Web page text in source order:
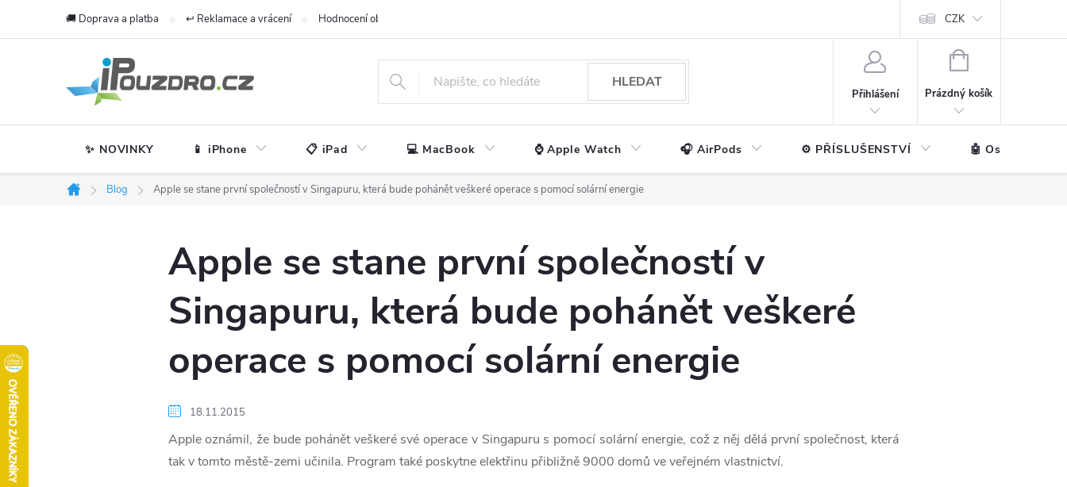
🚚 Doprava a platba ↩️ Reklamace a vrácení Hodnocení obchodu CZK
HLEDAT
Přihlášení
NÁKUPNÍ
Prázdný košík
✨ NOVINKY 📱 iPhone 📋 iPad 💻 MacBook ⌚ Apple Watch 🎧 AirPods ⚙️ PŘÍSLUŠENSTVÍ 🤖 Ostatní
Domů
Blog Apple se stane první společností v Singapuru, která bude pohánět veškeré operace s pomocí solární energie
Apple se stane první společností v
Singapuru, která bude pohánět veškeré
operace s pomocí solární energie
18.11.2015
Apple oznámil, že bude pohánět veškeré své operace v Singapuru s pomocí solární energie, což z něj dělá první společnost, která
tak v tomto městě-zemi učinila. Program také poskytne elektřinu přibližně 9000 domů ve veřejném vlastnictví.